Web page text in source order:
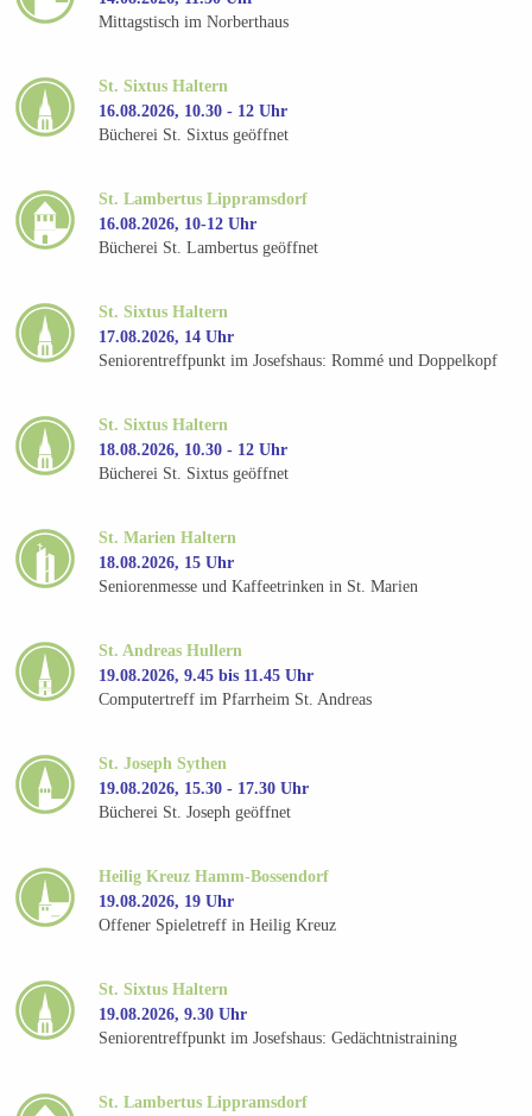
Mittagstisch im Norberthaus
St. Sixtus Haltern
16.08.2026, 10.30 - 12 Uhr
Bücherei St. Sixtus geöffnet
St. Lambertus Lippramsdorf
16.08.2026, 10-12 Uhr
Bücherei St. Lambertus geöffnet
St. Sixtus Haltern
17.08.2026, 14 Uhr
Seniorentreffpunkt im Josefshaus: Rommé und Doppelkopf
St. Sixtus Haltern
18.08.2026, 10.30 - 12 Uhr
Bücherei St. Sixtus geöffnet
St. Marien Haltern
18.08.2026, 15 Uhr
Seniorenmesse und Kaffeetrinken in St. Marien
St. Andreas Hullern
19.08.2026, 9.45 bis 11.45 Uhr
Computertreff im Pfarrheim St. Andreas
St. Joseph Sythen
19.08.2026, 15.30 - 17.30 Uhr
Bücherei St. Joseph geöffnet
Heilig Kreuz Hamm-Bossendorf
19.08.2026, 19 Uhr
Offener Spieletreff in Heilig Kreuz
St. Sixtus Haltern
19.08.2026, 9.30 Uhr
Seniorentreffpunkt im Josefshaus: Gedächtnistraining
St. Lambertus Lippramsdorf